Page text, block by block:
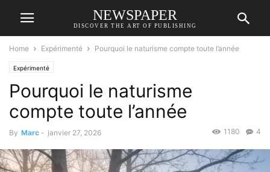
NEWSPAPER
DISCOVER THE ART OF PUBLISHING
Home Expérimenté Pourquoi le naturisme compte toute l’année
Expérimenté
Pourquoi le naturisme
compte toute l’année
By Marc - janvier 27, 2026 4
1180